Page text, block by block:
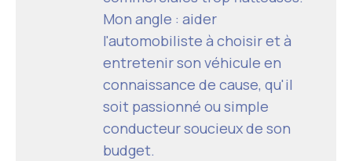
Mon angle : aider
l'automobiliste à choisir et à
entretenir son véhicule en
connaissance de cause, qu'il
soit passionné ou simple
conducteur soucieux de son
budget.